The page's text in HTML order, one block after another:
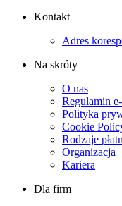
Kontakt
Adres
Na skróty
O nas
Regulamin
Polityka
Cookie
Rodzaje
Organizacja
Kariera
Dla firm